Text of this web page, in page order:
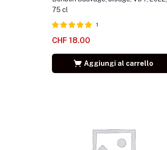
75 cl
Valutato 5.00
su 5
1
CHF 18.00
Aggiungi al carrello